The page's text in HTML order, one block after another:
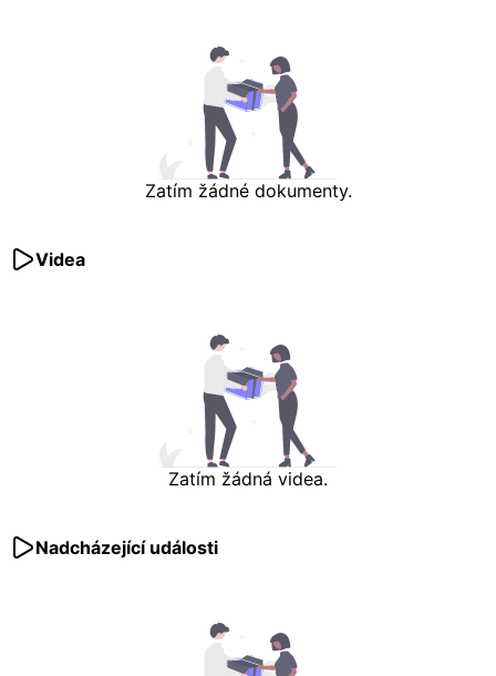
Zatím žádné dokumenty.
Videa
Zatím žádná videa.
Nadcházející události